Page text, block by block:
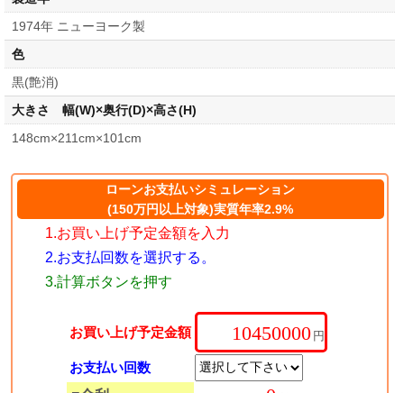
1974年 ニューヨーク製
色
黒(艶消)
大きさ 幅(W)×奥行(D)×高さ(H)
148cm×211cm×101cm
ローンお支払いシミュレーション
(150万円以上対象)実質年率2.9%
1.お買い上げ予定金額を入力
2.お支払回数を選択する。
3.計算ボタンを押す
お買い上げ予定金額 円
お支払い回数